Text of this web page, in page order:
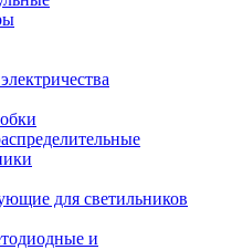
для светильников
и